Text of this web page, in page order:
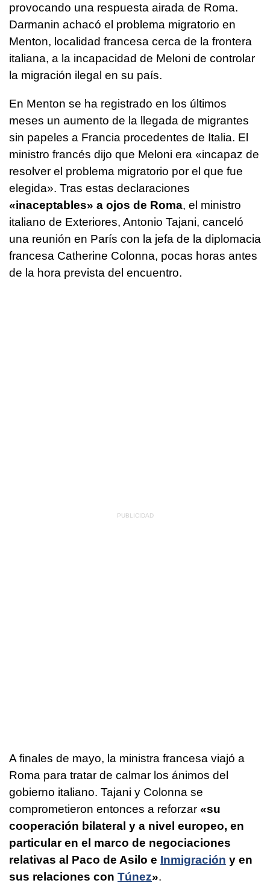
provocando una respuesta airada de Roma.
Darmanin achacó el problema migratorio en
Menton, localidad francesa cerca de la frontera
italiana, a la incapacidad de Meloni de controlar
la migración ilegal en su país.
En Menton se ha registrado en los últimos
meses un aumento de la llegada de migrantes
sin papeles a Francia procedentes de Italia. El
ministro francés dijo que Meloni era «incapaz de
resolver el problema migratorio por el que fue
elegida». Tras estas declaraciones
«inaceptables» a ojos de Roma, el ministro
italiano de Exteriores, Antonio Tajani, canceló
una reunión en París con la jefa de la diplomacia
francesa Catherine Colonna, pocas horas antes
de la hora prevista del encuentro.
A finales de mayo, la ministra francesa viajó a
Roma para tratar de calmar los ánimos del
gobierno italiano. Tajani y Colonna se
comprometieron entonces a reforzar «su
cooperación bilateral y a nivel europeo, en
particular en el marco de negociaciones
relativas al Paco de Asilo e Inmigración y en
sus relaciones con Túnez».